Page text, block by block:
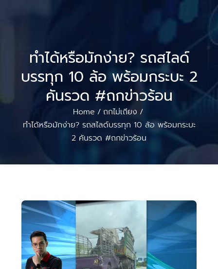
ทำได้หรือมักง่าย? รถสไลด์
บรรทุก 10 ล้อ พร้อมกระบะ 2
คันรวด #ถกข่าวร้อน
Home / ถกไม่เถียง /
ทำได้หรือมักง่าย? รถสไลด์บรรทุก 10 ล้อ พร้อมกระบะ
2 คันรวด #ถกข่าวร้อน